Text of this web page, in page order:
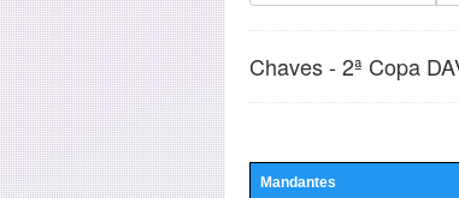
Chaves - 2ª Copa
Mandantes